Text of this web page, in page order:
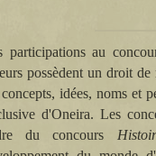
participations au
possèdent un droit
idées, noms et
d'Oneira. Les
du concours